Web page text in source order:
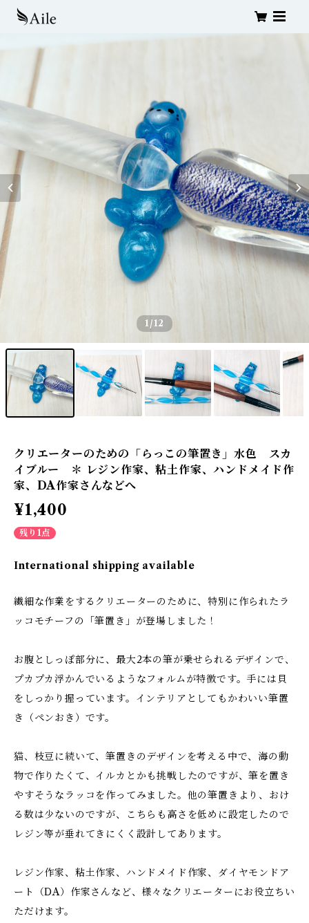
1 /12
クリエーターのための「らっこの筆置き」水色 スカ
イブルー ＊ レジン作家、粘土作家、ハンドメイド作
家、DA作家さんなどへ
¥1,400
残り1点
International shipping available
繊細な作業をするクリエーターのために、特別に作られたラ
ッコモチーフの「筆置き」が登場しました！
お腹としっぽ部分に、最大2本の筆が乗せられるデザインで、
プカプカ浮かんでいるようなフォルムが特徴です。手には貝
をしっかり握っています。インテリアとしてもかわいい筆置
き（ペンおき）です。
猫、枝豆に続いて、筆置きのデザインを考える中で、海の動
物で作りたくて、イルカとかも挑戦したのですが、筆を置き
やすそうなラッコを作ってみました。他の筆置きより、おけ
る数は少ないのですが、こちらも高さを低めに設定したので
レジン等が垂れてきにくく設計してあります。
レジン作家、粘土作家、ハンドメイド作家、ダイヤモンドア
ート（DA）作家さんなど、様々なクリエーターにお役立ちい
ただけます。